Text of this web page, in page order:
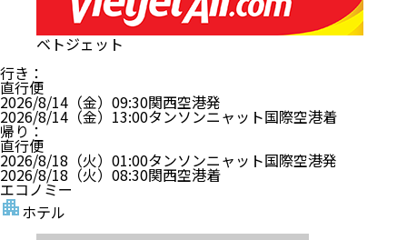
ベトジェット
行き ：
直行便
2026/8/14（金） 09:30関西空港発
2026/8/14（金） 13:00タンソンニャット国際空港着
帰り ：
直行便
2026/8/18（火） 01:00タンソンニャット国際空港発
2026/8/18（火） 08:30関西空港着
エコノミー
ホテル